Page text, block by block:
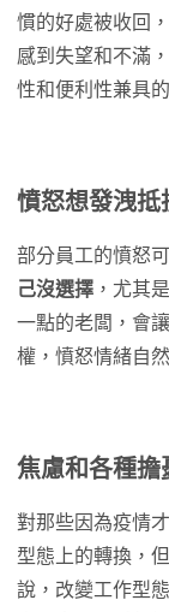
慣的好處被收回
感到失望和不滿
性和便利性兼具
憤怒想發洩抵
部分員工的憤怒
己沒選擇 ，尤其
一點的老闆，會
權，憤怒情緒自
焦慮和各種擔
對那些因為疫情
型態上的轉換，
說，改變工作型